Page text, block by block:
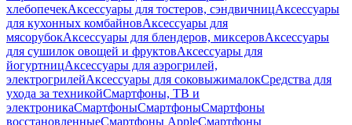
хлебопечекАксессуары для тостеров, сэндвичницАксессуары
для кухонных комбайновАксессуары для
мясорубокАксессуары для блендеров, миксеровАксессуары
для сушилок овощей и фруктовАксессуары для
йогуртницАксессуары для аэрогрилей,
электрогрилейАксессуары для соковыжималокСредства для
ухода за техникойСмартфоны, ТВ и
электроникаСмартфоныСмартфоныСмартфоны
восстановленныеСмартфоны AppleСмартфоны